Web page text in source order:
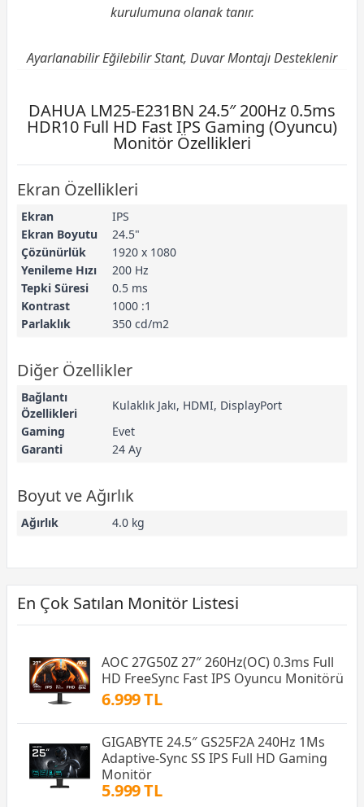
kurulumuna olanak tanır.
Ayarlanabilir Eğilebilir Stant, Duvar Montajı Desteklenir
DAHUA LM25-E231BN 24.5″ 200Hz 0.5ms
HDR10 Full HD Fast IPS Gaming (Oyuncu)
Monitör Özellikleri
Ekran Özellikleri
Ekran
IPS
Ekran Boyutu
24.5"
Çözünürlük
1920 x 1080
Yenileme Hızı
200 Hz
Tepki Süresi
0.5 ms
Kontrast
1000 :1
Parlaklık
350 cd/m2
Diğer Özellikler
Bağlantı
Özellikleri
Kulaklık Jakı, HDMI, DisplayPort
Gaming
Evet
Garanti
24 Ay
Boyut ve Ağırlık
Ağırlık 4.0 kg
En Çok Satılan Monitör Listesi
AOC 27G50Z 27″ 260Hz(OC) 0.3ms Full
HD FreeSync Fast IPS Oyuncu Monitörü
6.999 TL
GIGABYTE 24.5″ GS25F2A 240Hz 1Ms
Adaptive-Sync SS IPS Full HD Gaming
Monitör
5.999 TL